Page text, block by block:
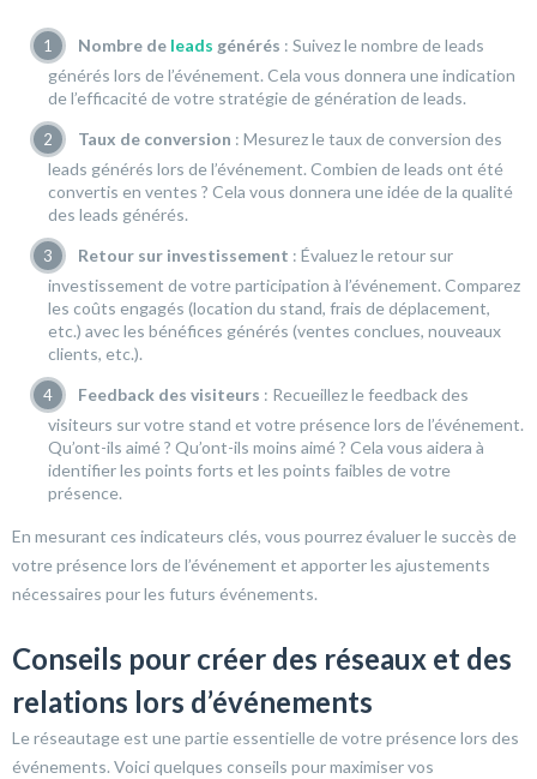
Nombre de leads générés : Suivez le nombre de leads
générés lors de l’événement. Cela vous donnera une indication
de l’efficacité de votre stratégie de génération de leads.
Taux de conversion : Mesurez le taux de conversion des
leads générés lors de l’événement. Combien de leads ont été
convertis en ventes ? Cela vous donnera une idée de la qualité
des leads générés.
Retour sur investissement : Évaluez le retour sur
investissement de votre participation à l’événement. Comparez
les coûts engagés (location du stand, frais de déplacement,
etc.) avec les bénéfices générés (ventes conclues, nouveaux
clients, etc.).
Feedback des visiteurs : Recueillez le feedback des
visiteurs sur votre stand et votre présence lors de l’événement.
Qu’ont-ils aimé ? Qu’ont-ils moins aimé ? Cela vous aidera à
identifier les points forts et les points faibles de votre
présence.
En mesurant ces indicateurs clés, vous pourrez évaluer le succès de
votre présence lors de l’événement et apporter les ajustements
nécessaires pour les futurs événements.
Conseils pour créer des réseaux et des
relations lors d’événements
Le réseautage est une partie essentielle de votre présence lors des
événements. Voici quelques conseils pour maximiser vos